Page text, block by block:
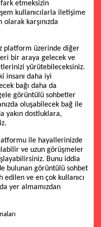
etmeksizin
kullanıcılarla iletişime
karşınızda
platform üzerinde diğer
bir araya gelecek ve
yürütebileceksiniz.
insanı daha iyi
bağı daha da
görüntülü sohbetler
oluşabilecek bağ ile
yakın dostluklara,
ile hayallerinizde
ve uzun görüşmeler
Bunu iddia
bulunan görüntülü sohbet
ve en çok kullanıcı
yer almamızdan